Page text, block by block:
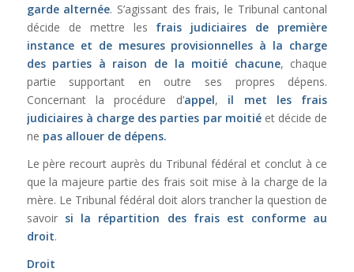
garde alternée. S’agissant des frais, le Tribunal cantonal
décide de mettre les frais judiciaires de première
instance et de mesures provisionnelles à la charge
des parties à raison de la moitié chacune, chaque
partie supportant en outre ses propres dépens.
Concernant la procédure d’appel, il met les frais
judiciaires à charge des parties par moitié et décide de
ne pas allouer de dépens.
Le père recourt auprès du Tribunal fédéral et conclut à ce
que la majeure partie des frais soit mise à la charge de la
mère. Le Tribunal fédéral doit alors trancher la question de
savoir si la répartition des frais est conforme au
droit.
Droit